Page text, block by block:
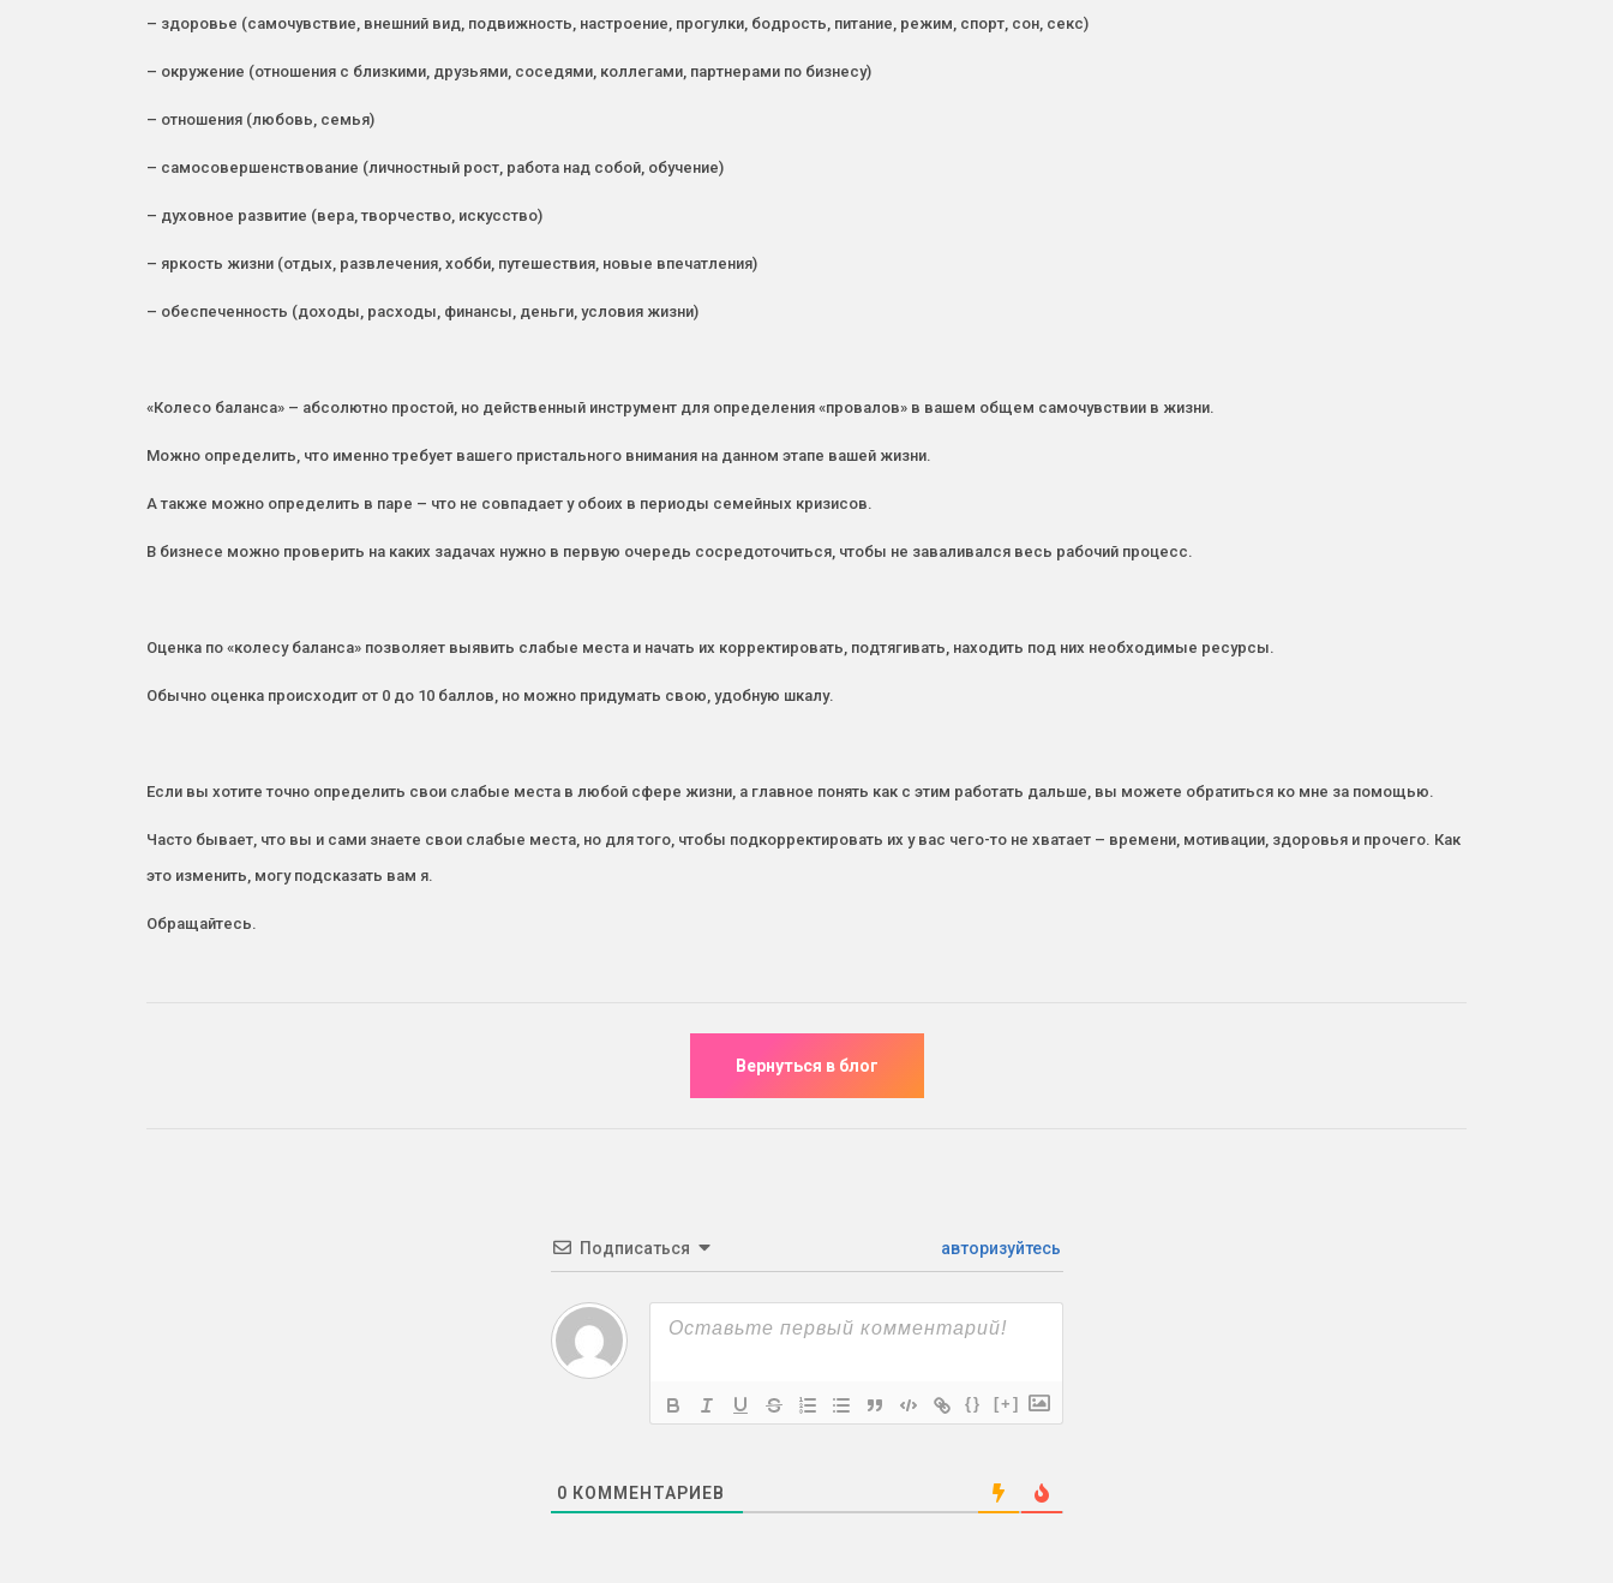
– здоровье (самочувствие, внешний вид, подвижность, настроение, прогулки, бодрость, питание, режим, спорт, сон, секс)
– окружение (отношения с близкими, друзьями, соседями, коллегами, партнерами по бизнесу)
– отношения (любовь, семья)
– самосовершенствование (личностный рост, работа над собой, обучение)
– духовное развитие (вера, творчество, искусство)
– яркость жизни (отдых, развлечения, хобби, путешествия, новые впечатления)
– обеспеченность (доходы, расходы, финансы, деньги, условия жизни)
«Колесо баланса» – абсолютно простой, но действенный инструмент для определения «провалов» в вашем общем самочувствии в жизни.
Можно определить, что именно требует вашего пристального внимания на данном этапе вашей жизни.
А также можно определить в паре – что не совпадает у обоих в периоды семейных кризисов.
В бизнесе можно проверить на каких задачах нужно в первую очередь сосредоточиться, чтобы не заваливался весь рабочий процесс.
Оценка по «колесу баланса» позволяет выявить слабые места и начать их корректировать, подтягивать, находить под них необходимые ресурсы.
Обычно оценка происходит от 0 до 10 баллов, но можно придумать свою, удобную шкалу.
Если вы хотите точно определить свои слабые места в любой сфере жизни, а главное понять как с этим работать дальше, вы можете обратиться ко мне за помощью.
Часто бывает, что вы и сами знаете свои слабые места, но для того, чтобы подкорректировать их у вас чего-то не хватает – времени, мотивации, здоровья и прочего. Как
это изменить, могу подсказать вам я.
Обращайтесь.
Подписаться авторизуйтесь
{} [+]
0 КОММЕНТАРИЕВ